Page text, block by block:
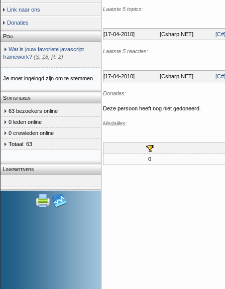
Link naar ons
Donaties
Poll
Wat is jouw favoriete javascript
framework? (S: 18 R: 2)
Je moet ingelogd zijn om te stemmen.
Statistieken
63 bezoekers online
0 leden online
0 crewleden online
Totaal: 63
Linkpartners
Laatste 5 topics:
[17-04-2010] [Csharp.NET]
Laatste 5 reacties:
[17-04-2010] [Csharp.NET]
Donaties:
Deze persoon heeft nog niet gedoneerd.
Medailles:
0